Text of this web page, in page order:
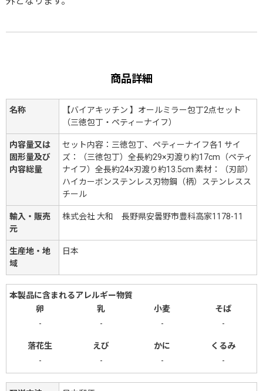
商品詳細
名称
【バイアキッチン 】オールミラー包丁2点セット
（三徳包丁・ペティーナイフ）
内容量又は
固形量及び
内容総量
セット内容：三徳包丁、ペティーナイフ各1 サイ
ズ：（三徳包丁）全長約29×刃渡り約17cm（ペティ
ナイフ）全長約24×刃渡り約13.5cm 素材：（刃部）
ハイカーボンステンレス刃物鋼（柄）ステンレスス
チール
輸入・販売
元
株式会社 大和 長野県安曇野市豊科高家1178-11
生産地・地
域
日本
本製品に含まれるアレルギー物質
卵
乳 小麦
そば
-
- - -
落花生 えび かに
くるみ
-
- - -